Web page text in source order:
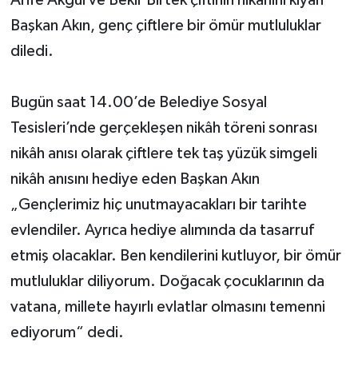
Başkan Akın, genç çiftlere bir ömür mutluluklar
diledi.
Bugün saat 14.00’de Belediye Sosyal
Tesisleri’nde gerçekleşen nikâh töreni sonrası
nikâh anısı olarak çiftlere tek taş yüzük simgeli
nikâh anısını hediye eden Başkan Akın
„Gençlerimiz hiç unutmayacakları bir tarihte
evlendiler. Ayrıca hediye alımında da tasarruf
etmiş olacaklar. Ben kendilerini kutluyor, bir ömür
mutluluklar diliyorum. Doğacak çocuklarının da
vatana, millete hayırlı evlatlar olmasını temenni
ediyorum“ dedi.
Yerel Yönetimler
YEREL